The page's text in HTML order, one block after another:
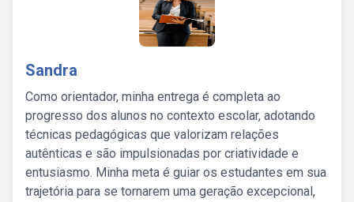
Sandra
Como orientador, minha entrega é completa ao
progresso dos alunos no contexto escolar, adotando
técnicas pedagógicas que valorizam relações
autênticas e são impulsionadas por criatividade e
entusiasmo. Minha meta é guiar os estudantes em sua
trajetória para se tornarem uma geração excepcional,